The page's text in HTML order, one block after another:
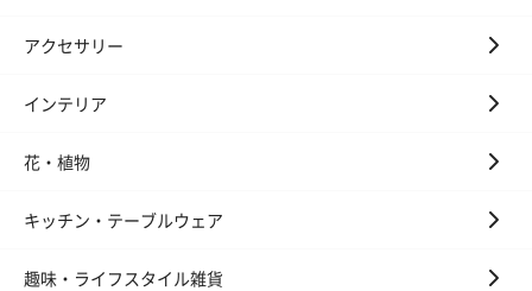
アクセサリー
インテリア
花・植物
キッチン・テーブルウェア
趣味・ライフスタイル雑貨